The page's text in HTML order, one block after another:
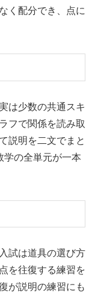
く配分でき、点に
は少数の共通スキ
フで関係を読み取
説明を二文でまと
学の全単元が一本
試は道具の選び方
を往復する練習を
が説明の練習にも